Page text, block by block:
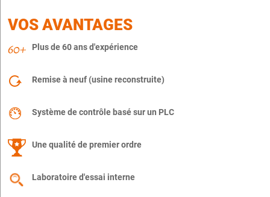
VOS AVANTAGES
Plus de 60 ans d'expérience
Remise à neuf (usine reconstruite)
Système de contrôle basé sur un PLC
Une qualité de premier ordre
Laboratoire d'essai interne